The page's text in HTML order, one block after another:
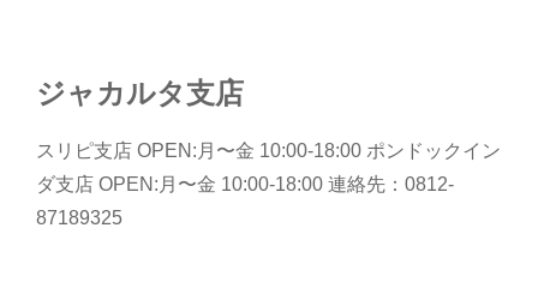
ジャカルタ支店
スリピ支店 OPEN:月〜金 10:00-18:00 ポンドックイン
ダ支店 OPEN:月〜金 10:00-18:00 連絡先：0812-
87189325